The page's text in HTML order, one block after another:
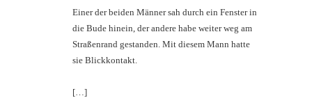
Einer der beiden Männer sah durch ein Fenster in
die Bude hinein, der andere habe weiter weg am
Straßenrand gestanden. Mit diesem Mann hatte
sie Blickkontakt.
[…]